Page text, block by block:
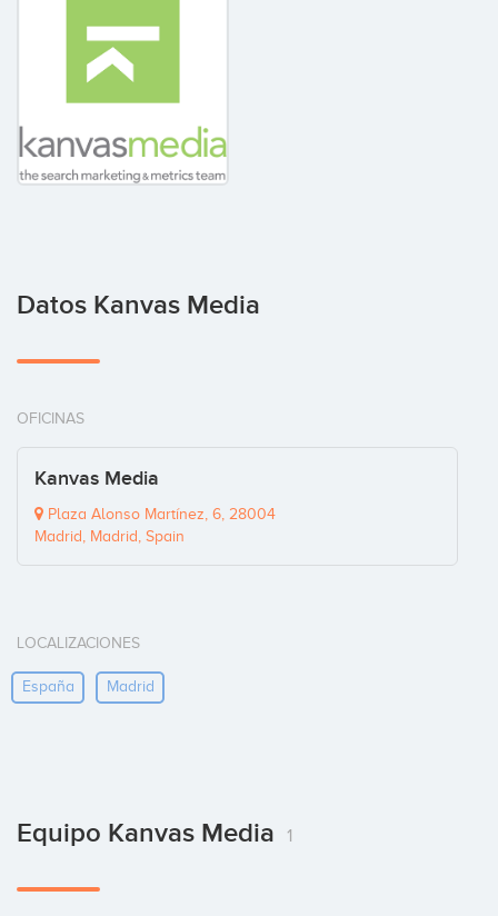
Datos Kanvas Media
OFICINAS
Kanvas Media
Plaza Alonso Martínez, 6, 28004
Madrid, Madrid, Spain
LOCALIZACIONES
España Madrid
Equipo Kanvas Media 1